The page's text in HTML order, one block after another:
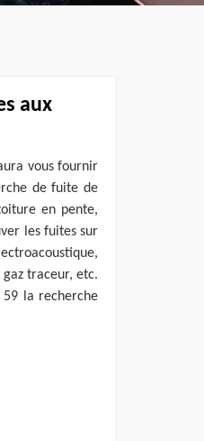
aux
vous fournir
de fuite de
en pente,
les fuites sur
traceur, etc.
la recherche